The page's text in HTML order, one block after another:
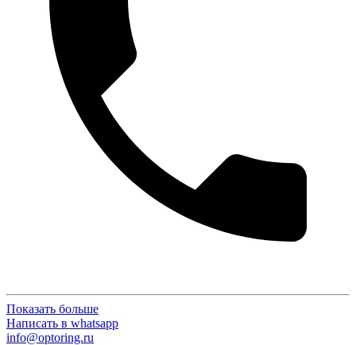
Показать больше
Написать в whatsapp
info@optoring.ru